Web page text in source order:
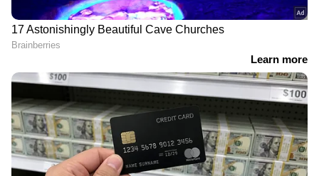
ABOUT THE AUTHOR
WDWeb Desk
Follow Us